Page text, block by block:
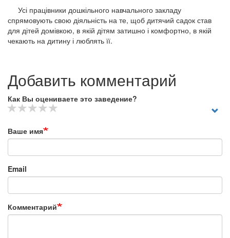
Усі працівники дошкільного навчального закладу
спрямовують свою діяльність на те, щоб дитячий садок став
для дітей домівкою, в якій дітям затишно і комфортно, в якій
чекають на дитину і люблять її.
Добавить комментарий
Как Вы оцениваете это заведение?
Ваше имя
Email
Комментарий